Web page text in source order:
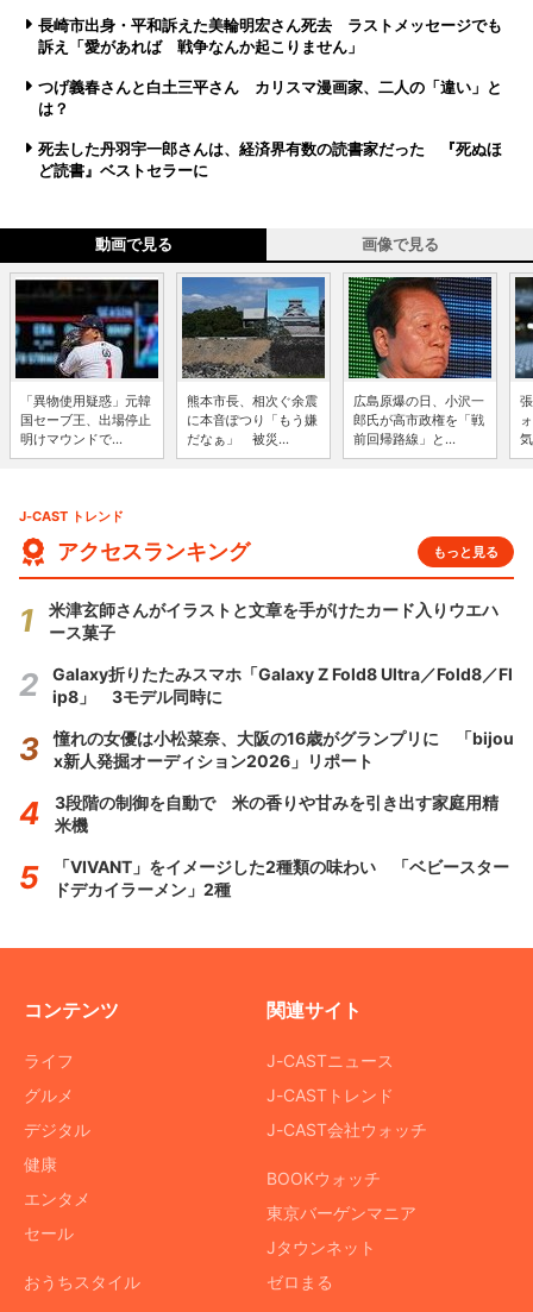
長崎市出身・平和訴えた美輪明宏さん死去 ラストメッセージでも
訴え「愛があれば 戦争なんか起こりません」
つげ義春さんと白土三平さん カリスマ漫画家、二人の「違い」と
は？
死去した丹羽宇一郎さんは、経済界有数の読書家だった 『死ぬほ
ど読書』ベストセラーに
動画で見る 画像で見る
「異物使用疑惑」元韓
国セーブ王、出場停止
明けマウンドで...
熊本市長、相次ぐ余震
に本音ぽつり「もう嫌
だなぁ」 被災...
広島原爆の日、小沢一
郎氏が高市政権を「戦
前回帰路線」と...
J-CAST トレンド
アクセスランキング もっと見る
米津玄師さんがイラストと文章を手がけたカード入りウエハ
ース菓子
Galaxy折りたたみスマホ「Galaxy Z Fold8 Ultra／Fold8／Fl
ip8」 3モデル同時に
憧れの女優は小松菜奈、大阪の16歳がグランプリに 「bijou
x新人発掘オーディション2026」リポート
3段階の制御を自動で 米の香りや甘みを引き出す家庭用精
米機
「VIVANT」をイメージした2種類の味わい 「ベビースター
ドデカイラーメン」2種
コンテンツ
ライフ
グルメ
デジタル
健康
エンタメ
セール
おうちスタイル
関連サイト
J-CASTニュース
J-CASTトレンド
J-CAST会社ウォッチ
BOOKウォッチ
東京バーゲンマニア
Jタウンネット
ゼロまる